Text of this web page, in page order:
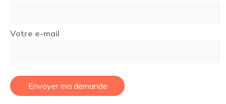
Votre e-mail
Envoyer ma demande